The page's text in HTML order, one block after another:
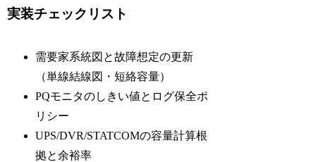
実装チェックリスト
需要家系統図と故障想定の更新
（単線結線図・短絡容量）
PQモニタのしきい値とログ保全ポ
リシー
UPS/DVR/STATCOMの容量計算根
拠と余裕率